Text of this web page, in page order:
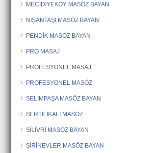
MECİDİYEKÖY MASÖZ BAYAN
NİŞANTAŞI MASÖZ BAYAN
PENDİK MASÖZ BAYAN
PRO MASAJ
PROFESYONEL MASAJ
PROFESYONEL MASÖZ
SELİMPAŞA MASÖZ BAYAN
SERTİFİKALI MASÖZ
SİLİVRİ MASÖZ BAYAN
ŞİRİNEVLER MASÖZ BAYAN